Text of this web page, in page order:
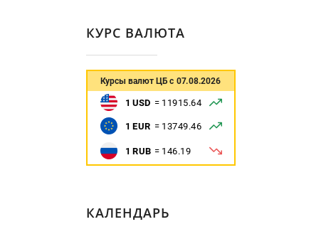
КУРС ВАЛЮТА
КАЛЕНДАРЬ